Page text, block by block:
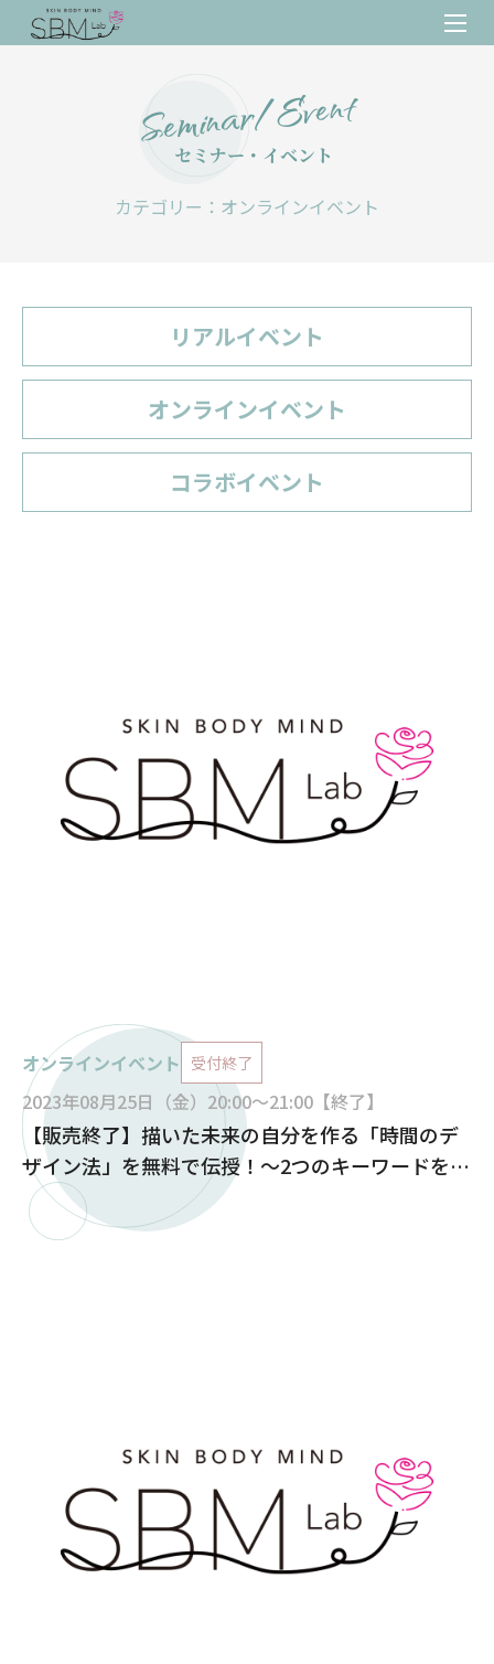
Seminar/Event
セミナー・イベント
カテゴリー：オンラインイベント
リアルイベント
オンラインイベント
コラボイベント
オンラインイベント 受付終了
2023年08月25日（金）20:00～21:00【終了】
【販売終了】描いた未来の自分を作る「時間のデ
ザイン法」を無料で伝授！～2つのキーワードを使
った新しい【未来カレンダー】の作り方 ～